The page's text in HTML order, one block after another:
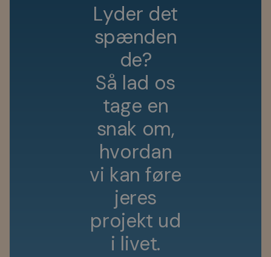
Lyder det
spænden
de?
Så lad os
tage en
snak om,
hvordan
vi kan føre
jeres
projekt ud
i livet.